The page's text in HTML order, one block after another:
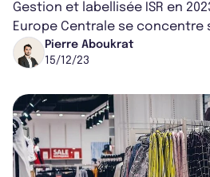
PAREF Gestion
Gestion et labellisée ISR en
Europe Centrale se concentre
immobiliers dynamiques en
Pierre Aboukrat
15/12/23